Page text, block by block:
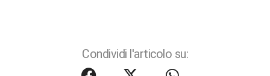
Condividi l'articolo su: